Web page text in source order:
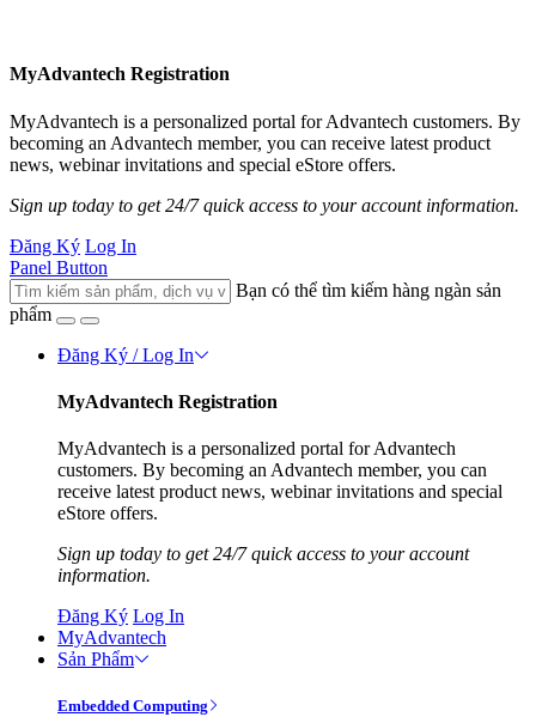
MyAdvantech Registration
MyAdvantech is a personalized portal for Advantech customers. By
becoming an Advantech member, you can receive latest product
news, webinar invitations and special eStore offers.
Sign up today to get 24/7 quick access to your account information.
Đăng Ký Log In
Panel Button
Bạn có thể tìm kiếm hàng ngàn sản
phẩm
Đăng Ký / Log In
MyAdvantech Registration
MyAdvantech is a personalized portal for Advantech
customers. By becoming an Advantech member, you can
receive latest product news, webinar invitations and special
eStore offers.
Sign up today to get 24/7 quick access to your account
information.
Đăng Ký Log In
MyAdvantech
Sản Phẩm
Embedded Computing